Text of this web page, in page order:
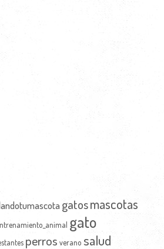
gatosmascotas
gato
perros verano salud